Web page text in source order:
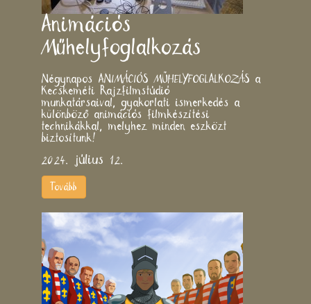
Animációs
Műhelyfoglalkozás
Négynapos ANIMÁCIÓS MŰHELYFOGLALKOZÁS a
Kecskeméti Rajzfilmstúdió
munkatársaival, gyakorlati ismerkedés a
különböző animációs filmkészítési
technikákkal, melyhez minden eszközt
biztosítunk!
2024. július 12.
Tovább